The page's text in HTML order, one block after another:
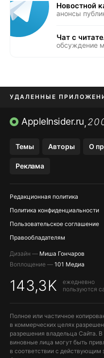
Новостной
анонсы
Чат с
обсуждение
УДАЛЕННЫЕ
ПРИЛОЖЕНИЯ БЕЗ APP
AppleInsider.ru,
Темы Авторы О
Реклама
Редакционная политика
Политика конфиденциальности
Пользовательское соглашение
Правообладателям
Дизайн — Миша Гончаров
Воплощение — 101 Медиа
143,3K
ежедневно
пользуются
Полное или частичное
в коммерческих целях
разрешения владельца Сайта.
виновные лица могут быть
в соответствии с действующим